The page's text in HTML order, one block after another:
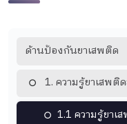
ด้านป้องกันยาเสพติด
1. ความรู้ยาเสพติ
1.1 ความรู้ยาเ